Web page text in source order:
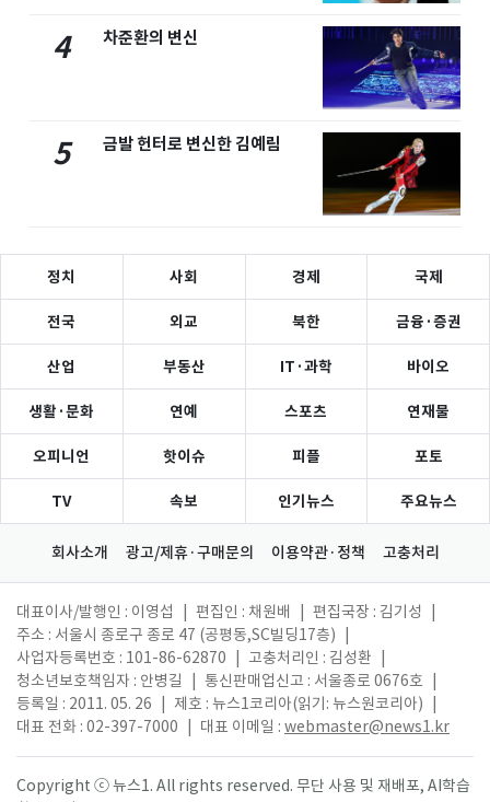
4 차준환의 변신
5 금발 헌터로 변신한 김예림
정치 사회 경제 국제
전국 외교 북한 금융·증권
산업 부동산 IT·과학 바이오
생활·문화 연예 스포츠 연재물
오피니언 핫이슈 피플 포토
TV 속보 인기뉴스 주요뉴스
회사소개 광고/제휴·구매문의 이용약관·정책 고충처리
대표이사/발행인 : 이영섭 편집인 : 채원배 편집국장 : 김기성
주소 : 서울시 종로구 종로 47 (공평동,SC빌딩17층)
사업자등록번호 : 101-86-62870
고충처리인 : 김성환
청소년보호책임자 : 안병길
통신판매업신고 : 서울종로 0676호
등록일 : 2011. 05. 26
제호 : 뉴스1코리아(읽기: 뉴스원코리아)
대표 전화 : 02-397-7000
대표 이메일 : webmaster@news1.kr
Copyright ⓒ 뉴스1. All rights reserved. 무단 사용 및 재배포, AI학습